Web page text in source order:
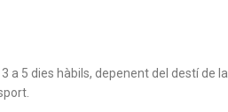
a 5 dies hàbils, depenent del destí de la